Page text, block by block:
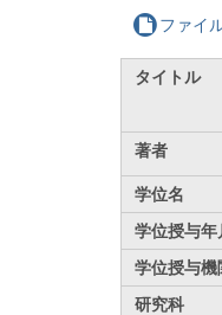
ファイ
タイトル
著者
学位名
学位授与年
学位授与機
研究科